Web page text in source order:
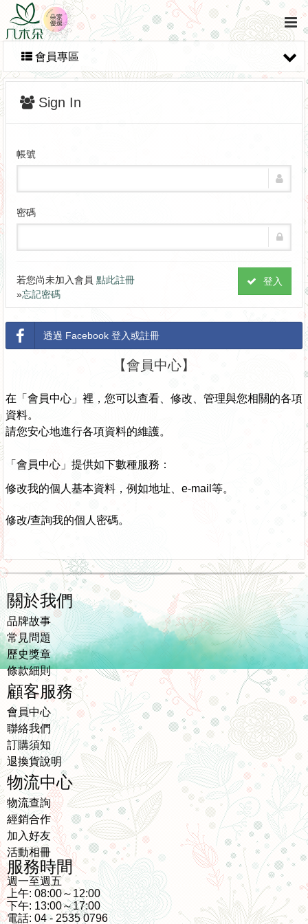
會員專區
Sign In
帳號
密碼
登入
若您尚未加入會員 點此註冊
»忘記密碼
透過 Facebook 登入或註冊
【會員中心】
在「會員中心」裡，您可以查看、修改、管理與您相關的各項
資料。
請您安心地進行各項資料的維護。
「會員中心」提供如下數種服務：
修改我的個人基本資料，例如地址、e-mail等。
修改/查詢我的個人密碼。
關於我們
品牌故事
常見問題
歷史獎章
條款細則
顧客服務
會員中心
聯絡我們
訂購須知
退換貨說明
物流中心
物流查詢
經銷合作
加入好友
活動相冊
服務時間
週一至週五
上午: 08:00～12:00
下午: 13:00～17:00
電話: 04 - 2535 0796